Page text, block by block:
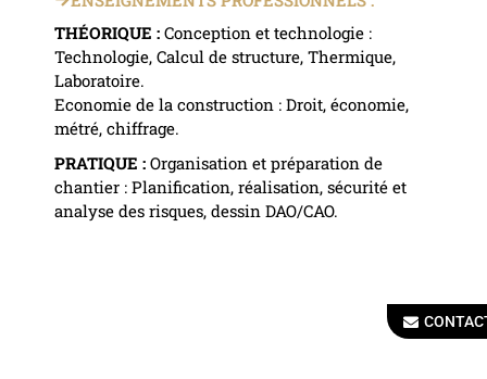
THÉORIQUE : Conception et technologie :
Technologie, Calcul de structure, Thermique,
Laboratoire.
Economie de la construction : Droit, économie,
métré, chiffrage.
PRATIQUE : Organisation et préparation de
chantier : Planification, réalisation, sécurité et
analyse des risques, dessin DAO/CAO.